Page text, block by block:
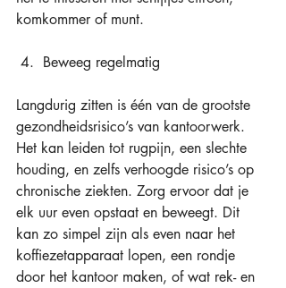
komkommer of munt.
4.  Beweeg regelmatig
Langdurig zitten is één van de grootste
gezondheidsrisico’s van kantoorwerk.
Het kan leiden tot rugpijn, een slechte
houding, en zelfs verhoogde risico’s op
chronische ziekten. Zorg ervoor dat je
elk uur even opstaat en beweegt. Dit
kan zo simpel zijn als even naar het
koffiezetapparaat lopen, een rondje
door het kantoor maken, of wat rek- en